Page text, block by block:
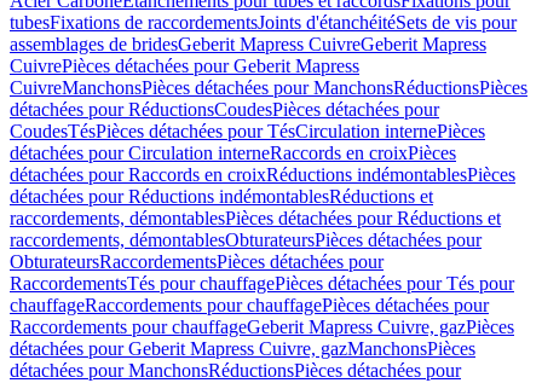
tubesFixations de raccordementsJoints d'étanchéitéSets de vis pour
assemblages de bridesGeberit Mapress CuivreGeberit Mapress
CuivrePièces détachées pour Geberit Mapress
CuivreManchonsPièces détachées pour ManchonsRéductionsPièces
détachées pour RéductionsCoudesPièces détachées pour
CoudesTésPièces détachées pour TésCirculation internePièces
détachées pour Circulation interneRaccords en croixPièces
détachées pour Raccords en croixRéductions indémontablesPièces
détachées pour Réductions indémontablesRéductions et
raccordements, démontablesPièces détachées pour Réductions et
raccordements, démontablesObturateursPièces détachées pour
ObturateursRaccordementsPièces détachées pour
RaccordementsTés pour chauffagePièces détachées pour Tés pour
chauffageRaccordements pour chauffagePièces détachées pour
Raccordements pour chauffageGeberit Mapress Cuivre, gazPièces
détachées pour Geberit Mapress Cuivre, gazManchonsPièces
détachées pour ManchonsRéductionsPièces détachées pour